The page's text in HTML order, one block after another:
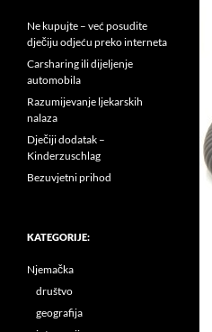
Ne kupujte – već posudite
dječiju odjeću preko interneta
Carsharing ili dijeljenje
automobila
Razumijevanje ljekarskih
nalaza
Dječiji dodatak –
Kinderzuschlag
Bezuvjetni prihod
KATEGORIJE:
Njemačka
društvo
geografija